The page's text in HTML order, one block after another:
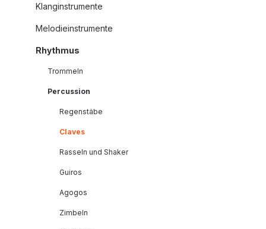
Klanginstrumente
Melodieinstrumente
Rhythmus
Trommeln
Percussion
Regenstäbe
Claves
Rasseln und Shaker
Guiros
Agogos
Zimbeln